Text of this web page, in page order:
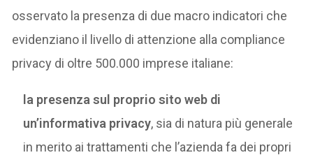
osservato la presenza di due macro indicatori che
evidenziano il livello di attenzione alla compliance
privacy di oltre 500.000 imprese italiane:
la presenza sul proprio sito web di
un’informativa privacy, sia di natura più generale
in merito ai trattamenti che l’azienda fa dei propri